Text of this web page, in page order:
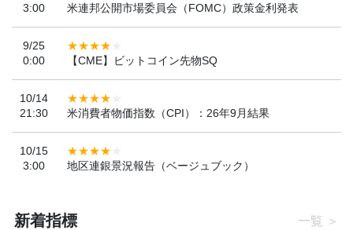
3:00
米連邦公開市場委員会（FOMC）政策金利発表
9/25
0:00
【CME】ビットコイン先物SQ
10/14
21:30
米消費者物価指数（CPI）：26年9月結果
10/15
3:00
地区連銀景況報告（ベージュブック）
新着指標 一覧